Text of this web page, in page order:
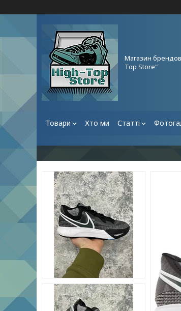
Магазин
Top Store"
Товари Хто ми Статті